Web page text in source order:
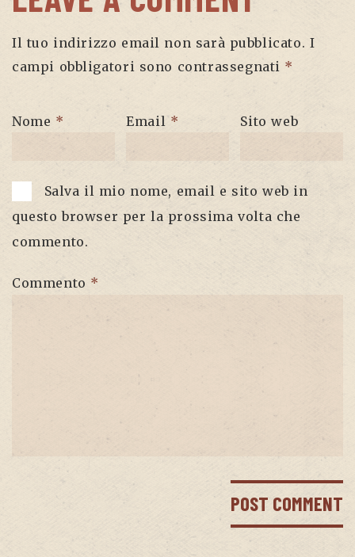
Il tuo indirizzo email non sarà pubblicato. I
campi obbligatori sono contrassegnati *
Nome * Email* Sito web
Salva il mio nome, email e sito web in
questo browser per la prossima volta che
commento.
Commento *